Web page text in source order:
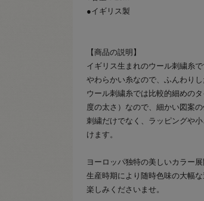
●イギリス製
【商品の説明】
イギリス生まれのウール刺繍糸で
やわらかい糸なので、ふんわりし
ウール刺繍糸では比較的細めの
度の太さ）なので、細かい図案の
刺繍だけでなく、ラッピングや
けます。
ヨーロッパ独特の美しいカラー展
生産時期により随時色味の大幅
楽しみくださいませ。